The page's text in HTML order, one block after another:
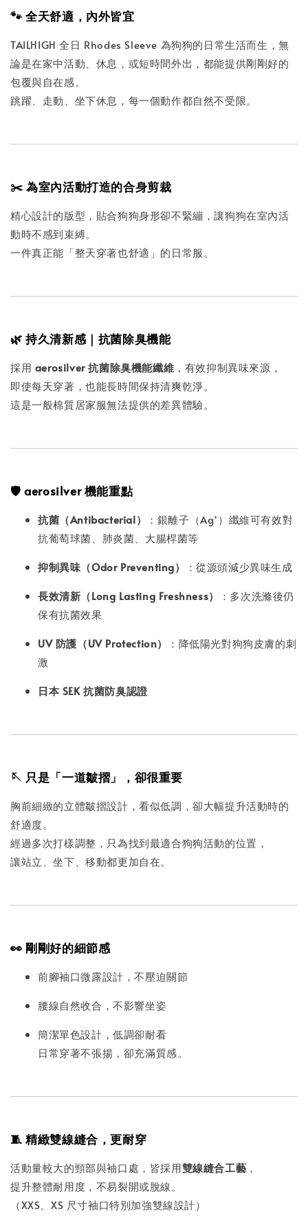
🐾 全天舒適，內外皆宜
TAILHIGH 全日 Rhodes Sleeve 為狗狗的日常生活而生，無
論是在家中活動、休息，或短時間外出，都能提供剛剛好的
包覆與自在感。
跳躍、走動、坐下休息，每一個動作都自然不受限。
✂️ 為室內活動打造的合身剪裁
精心設計的版型，貼合狗狗身形卻不緊繃，讓狗狗在室內活
動時不感到束縛。
一件真正能「整天穿著也舒適」的日常服。
🌿 持久清新感｜抗菌除臭機能
採用 aerosilver 抗菌除臭機能纖維 ，有效抑制異味來源，
即使每天穿著，也能長時間保持清爽乾淨。
這是一般棉質居家服無法提供的差異體驗。
🛡 aerosilver 機能重點
抗菌（Antibacterial）
：銀離子（Ag⁺）纖維可有效對
抗葡萄球菌、肺炎菌、大腸桿菌等
抑制異味（Odor Preventing）
：從源頭減少異味生成
長效清新（Long Lasting Freshness）
：多次洗滌後仍
保有抗菌效果
UV 防護（UV Protection）
：降低陽光對狗狗皮膚的刺
激
日本 SEK 抗菌防臭認證
🪡 只是「一道皺摺」，卻很重要
胸前細緻的立體皺摺設計，看似低調，卻大幅提升活動時的
舒適度。
經過多次打樣調整，只為找到最適合狗狗活動的位置，
讓站立、坐下、移動都更加自在。
👀 剛剛好的細節感
前腳袖口微露設計，不壓迫關節
腰線自然收合，不影響坐姿
簡潔單色設計，低調卻耐看
日常穿著不張揚，卻充滿質感。
🧵 精緻雙線縫合，更耐穿
活動量較大的頸部與袖口處，皆採用雙線縫合工藝 ，
提升整體耐用度，不易裂開或脫線。
（XXS、XS 尺寸袖口特別加強雙線設計）